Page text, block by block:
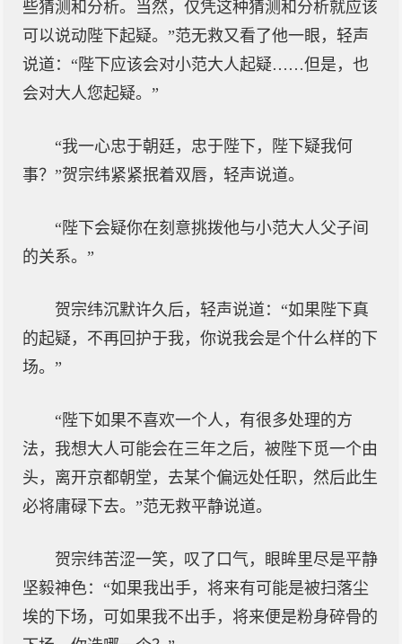
些猜测和分析。当然，仅凭这种猜测和分析就应该
可以说动陛下起疑。”范无救又看了他一眼，轻声
说道：“陛下应该会对小范大人起疑……但是，也
会对大人您起疑。”
“我一心忠于朝廷，忠于陛下，陛下疑我何
事？”贺宗纬紧紧抿着双唇，轻声说道。
“陛下会疑你在刻意挑拨他与小范大人父子间
的关系。”
贺宗纬沉默许久后，轻声说道：“如果陛下真
的起疑，不再回护于我，你说我会是个什么样的下
场。”
“陛下如果不喜欢一个人，有很多处理的方
法，我想大人可能会在三年之后，被陛下觅一个由
头，离开京都朝堂，去某个偏远处任职，然后此生
必将庸碌下去。”范无救平静说道。
贺宗纬苦涩一笑，叹了口气，眼眸里尽是平静
坚毅神色：“如果我出手，将来有可能是被扫落尘
埃的下场，可如果我不出手，将来便是粉身碎骨的